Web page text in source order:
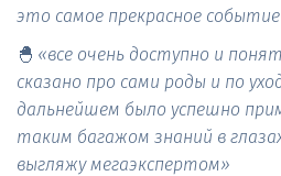
это самое прекрасное
🐣 «все очень доступно и
сказано про сами роды и по
дальнейшем было успешно
таким багажом знаний в
выгляжу мегаэкспертом»